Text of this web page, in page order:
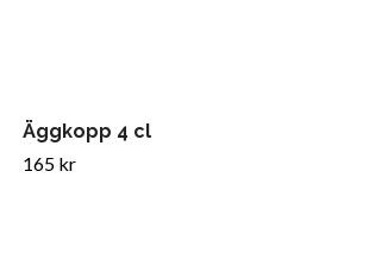
Äggkopp 4 cl
165 kr